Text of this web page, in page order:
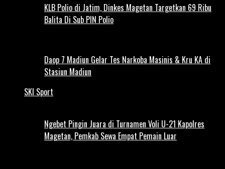
KLB Polio di Jatim, Dinkes Magetan Targetkan 69 Ribu
Balita Di Sub PIN Polio
Daop 7 Madiun Gelar Tes Narkoba Masinis & Kru KA di
Stasiun Madiun
SKI Sport
Ngebet Pingin Juara di Turnamen Voli U-21 Kapolres
Magetan, Pemkab Sewa Empat Pemain Luar